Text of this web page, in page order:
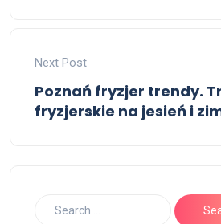
Next Post
Poznań fryzjer trendy.
fryzjerskie na jesień i